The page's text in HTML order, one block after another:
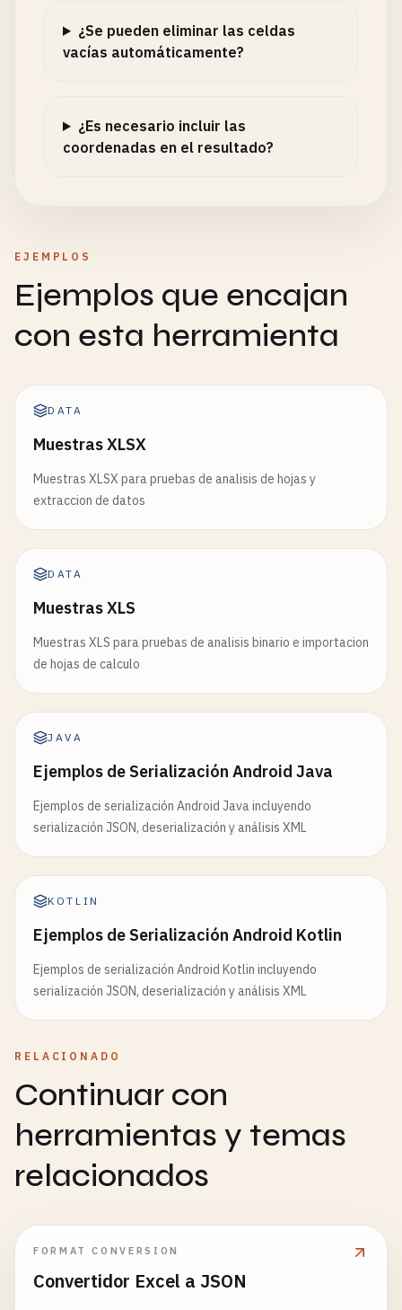
¿Se pueden eliminar las celdas
vacías automáticamente?
¿Es necesario incluir las
coordenadas en el resultado?
EJEMPLOS
Ejemplos que encajan
con esta herramienta
DATA
Muestras XLSX
Muestras XLSX para pruebas de analisis de hojas y
extraccion de datos
DATA
Muestras XLS
Muestras XLS para pruebas de analisis binario e importacion
de hojas de calculo
JAVA
Ejemplos de Serialización Android Java
Ejemplos de serialización Android Java incluyendo
serialización JSON, deserialización y análisis XML
KOTLIN
Ejemplos de Serialización Android Kotlin
Ejemplos de serialización Android Kotlin incluyendo
serialización JSON, deserialización y análisis XML
RELACIONADO
Continuar con
herramientas y temas
relacionados
FORMAT CONVERSION
Convertidor Excel a JSON